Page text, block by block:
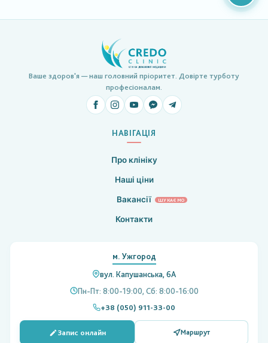
Ваше здоров'я — наш головний пріоритет. Довірте турботу
професіоналам.
НАВІГАЦІЯ
Про клініку
Наші ціни
Вакансії ШУКАЄМО
Контакти
м. Ужгород
вул. Капушанська, 6А
Пн-Пт: 8:00-19:00, Сб: 8:00-16:00
+38 (050) 911-33-00
Запис онлайн Маршрут